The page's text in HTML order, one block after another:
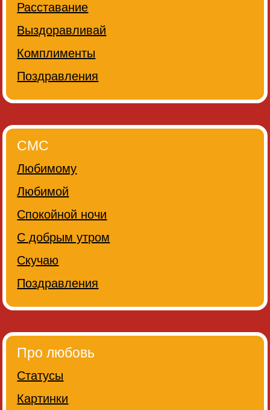
Расставание
Выздоравливай
Комплименты
Поздравления
СМС
Любимому
Любимой
Спокойной ночи
С добрым утром
Скучаю
Поздравления
Про любовь
Статусы
Картинки